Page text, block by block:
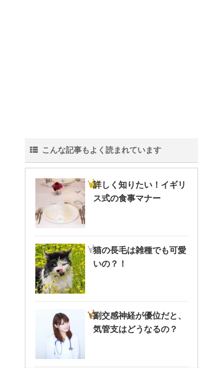
こんな記事もよく読まれています
詳しく知りたい！イギリ
ス式の食事マナー
猫の長毛は雑種でも可愛
いの？！
副交感神経が優位だと、
気管支はどうなるの？